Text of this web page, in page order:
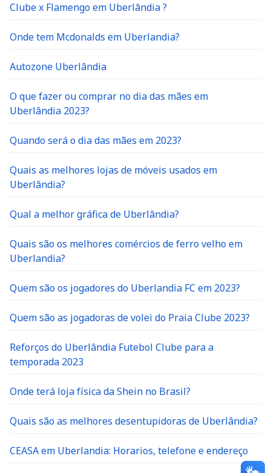
Clube x Flamengo em Uberlândia ?
Onde tem Mcdonalds em Uberlandia?
Autozone Uberlândia
O que fazer ou comprar no dia das mães em
Uberlândia 2023?
Quando será o dia das mães em 2023?
Quais as melhores lojas de móveis usados em
Uberlândia?
Qual a melhor gráfica de Uberlândia?
Quais são os melhores comércios de ferro velho em
Uberlandia?
Quem são os jogadores do Uberlandia FC em 2023?
Quem são as jogadoras de volei do Praia Clube 2023?
Reforços do Uberlândia Futebol Clube para a
temporada 2023
Onde terá loja física da Shein no Brasil?
Quais são as melhores desentupidoras de Uberlândia?
CEASA em Uberlandia: Horarios, telefone e endereço